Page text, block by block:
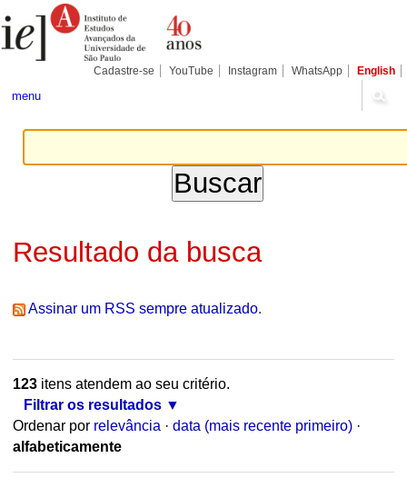
para
conteúdo.
Pessoais
Cadastre-se YouTube Instagram WhatsApp English
menu
Resultado da busca
Assinar um RSS sempre atualizado.
123itens atendem ao seu critério.
Filtrar os resultados
Ordenar por relevância · data (mais recente primeiro) ·
alfabeticamente